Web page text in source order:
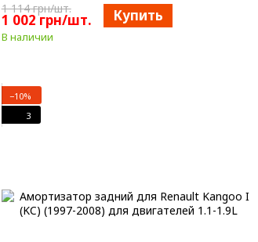
1 114 грн/шт.
1 002 грн/шт. Купить
В наличии
−10%
3